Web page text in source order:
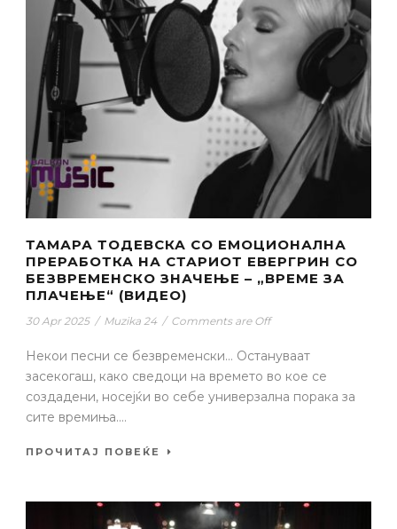
ТАМАРА ТОДЕВСКА СО ЕМОЦИОНАЛНА
ПРЕРАБОТКА НА СТАРИОТ ЕВЕРГРИН СО
БЕЗВРЕМЕНСКО ЗНАЧЕЊЕ – „ВРЕМЕ ЗА
ПЛАЧЕЊЕ“ (ВИДЕО)
30 Apr 2025 / Muzika 24 / Comments are Off
Некои песни се безвременски… Остануваат
засекогаш, како сведоци на времето во кое се
создадени, носејќи во себе универзална порака за
сите времиња....
ПРОЧИТАЈ ПОВЕЌЕ